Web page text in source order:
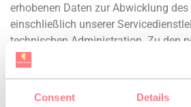
Consent Details
erhobenen Daten zur Abwicklung des
einschließlich unserer
technischen Administration. Zu den
Daten gehören neben Ihren
Telefonnummer, Ihr Geburtsdatum